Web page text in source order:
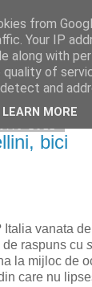
bici
vanata de
raspuns cu
la mijloc de
care nu
from
Your IP
along with
of
and
LEARN MORE